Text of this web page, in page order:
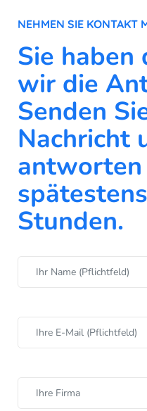
NEHMEN SIE KONTAKT
Sie haben
wir die
Senden
Nachricht
antworten
Stunden.